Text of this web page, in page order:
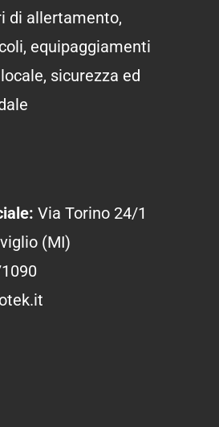
di allertamento,
equipaggiamenti
sicurezza ed
Via Torino 24/1
(MI)